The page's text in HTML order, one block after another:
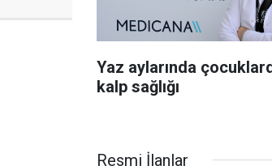
Yaz aylarında
kalp sağlığı
Resmi İlanlar